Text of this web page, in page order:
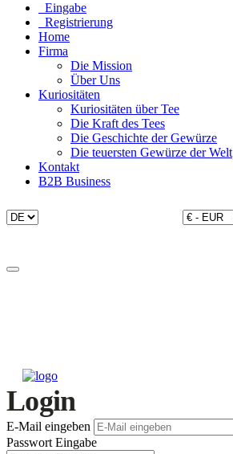
Eingabe
Registrierung
Home
Firma
Die Mission
Über Uns
Kuriositäten
Kuriositäten über Tee
Die Kraft des Tees
Die Geschichte der Gewürze
Die teuersten Gewürze der Welt
Kontakt
B2B Business
Login
E-Mail eingeben
Passwort Eingabe